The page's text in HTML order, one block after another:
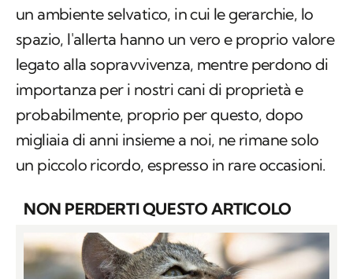
un ambiente selvatico, in cui le gerarchie, lo
spazio, l'allerta hanno un vero e proprio valore
legato alla sopravvivenza, mentre perdono di
importanza per i nostri cani di proprietà e
probabilmente, proprio per questo, dopo
migliaia di anni insieme a noi, ne rimane solo
un piccolo ricordo, espresso in rare occasioni.
NON PERDERTI QUESTO ARTICOLO